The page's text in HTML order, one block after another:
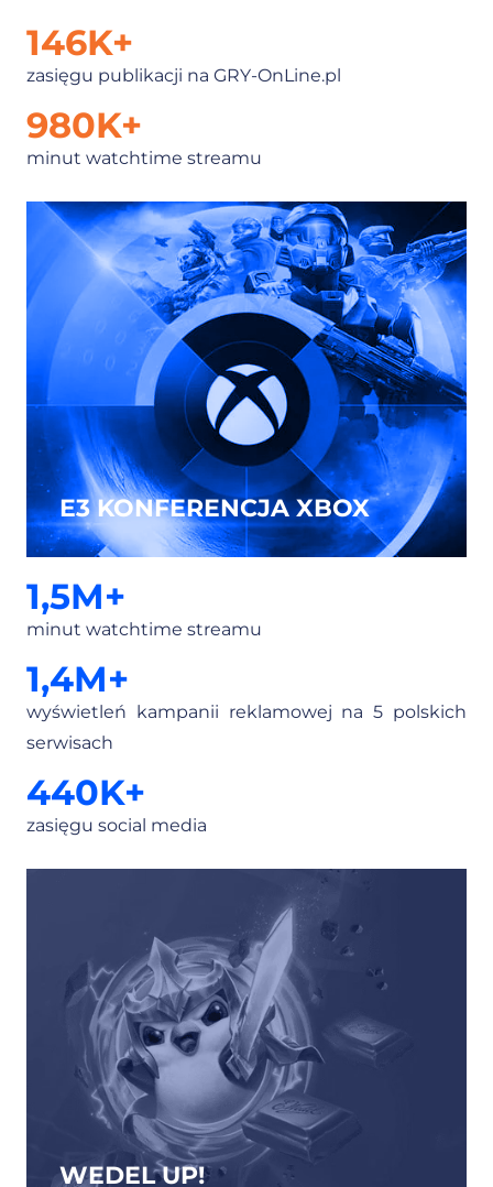
146K+
zasięgu publikacji na GRY-OnLine.pl
980K+
minut watchtime streamu
E3 KONFERENCJA XBOX
1,5M+
minut watchtime streamu
1,4M+
wyświetleń kampanii reklamowej na 5 polskich
serwisach
440K+
zasięgu social media
WEDEL UP!